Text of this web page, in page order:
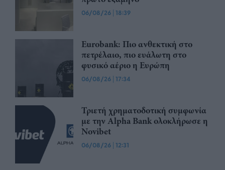
06/08/26 | 18:39
Eurobank: Πιο ανθεκτική στο
πετρέλαιο, πιο ευάλωτη στο
φυσικό αέριο η Ευρώπη
06/08/26 | 17:34
Τριετή χρηματοδοτική συμφωνία
με την Alpha Bank ολοκλήρωσε η
Novibet
06/08/26 | 12:31